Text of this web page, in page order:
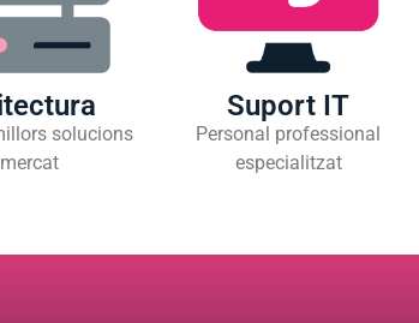
solucions
Suport IT
Personal professional
especialitzat